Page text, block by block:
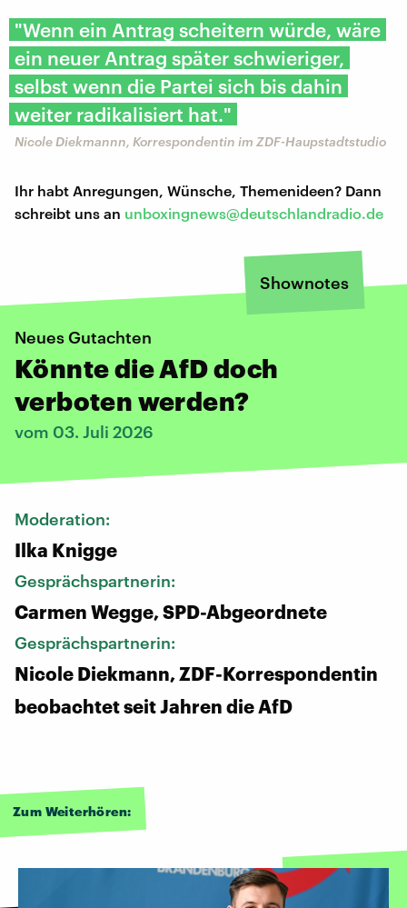
"Wenn ein Antrag scheitern würde, wäre
ein neuer Antrag später schwieriger,
selbst wenn die Partei sich bis dahin
weiter radikalisiert hat."
Nicole Diekmannn, Korrespondentin im ZDF-Haupstadtstudio
Ihr habt Anregungen, Wünsche, Themenideen? Dann
schreibt uns an unboxingnews@deutschlandradio.de
Shownotes
Neues Gutachten
Könnte die AfD doch
verboten werden?
vom 03. Juli 2026
Moderation:
Ilka Knigge
Gesprächspartnerin:
Carmen Wegge, SPD-Abgeordnete
Gesprächspartnerin:
Nicole Diekmann, ZDF-Korrespondentin
beobachtet seit Jahren die AfD
Zum Weiterhören: